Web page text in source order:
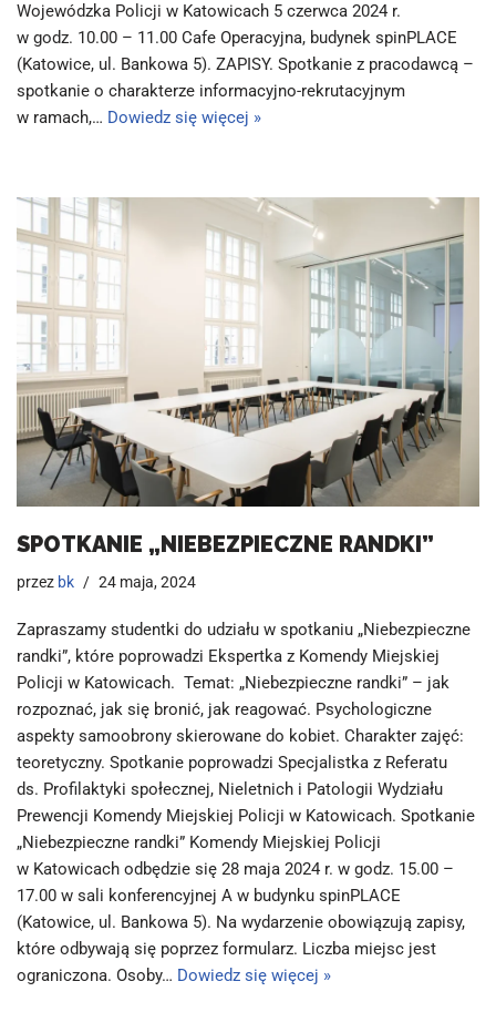
Wojewódzka Policji w Katowicach 5 czerwca 2024 r.
w godz. 10.00 – 11.00 Cafe Operacyjna, budynek spinPLACE
(Katowice, ul. Bankowa 5). ZAPISY. Spotkanie z pracodawcą –
spotkanie o charakterze informacyjno-rekrutacyjnym
w ramach,… Dowiedz się więcej »
SPOTKANIE „NIEBEZPIECZNE RANDKI”
przez bk 24 maja, 2024
Zapraszamy studentki do udziału w spotkaniu „Niebezpieczne
randki”, które poprowadzi Ekspertka z Komendy Miejskiej
Policji w Katowicach. Temat: „Niebezpieczne randki” – jak
rozpoznać, jak się bronić, jak reagować. Psychologiczne
aspekty samoobrony skierowane do kobiet. ​Charakter zajęć:
teoretyczny. Spotkanie poprowadzi Specjalistka z Referatu
ds. Profilaktyki społecznej, Nieletnich i Patologii Wydziału
Prewencji Komendy Miejskiej Policji w Katowicach. Spotkanie
„Niebezpieczne randki” Komendy Miejskiej Policji
w Katowicach odbędzie się 28 maja 2024 r. w godz. 15.00 –
17.00 w sali konferencyjnej A w budynku spinPLACE
(Katowice, ul. Bankowa 5). Na wydarzenie obowiązują zapisy,
które odbywają się poprzez formularz. Liczba miejsc jest
ograniczona. Osoby… Dowiedz się więcej »